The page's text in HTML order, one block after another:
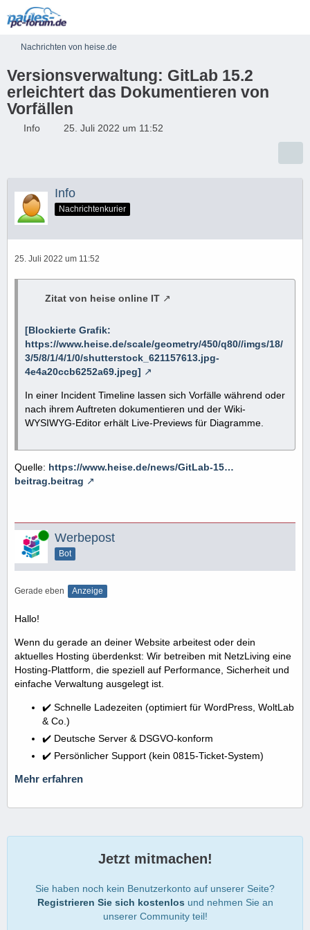
Nachrichten von heise.de
Versionsverwaltung: GitLab 15.2
erleichtert das Dokumentieren von
Vorfällen
Info 25. Juli 2022 um 11:52
Info
Nachrichtenkurier
25. Juli 2022 um 11:52
Zitat von heise online IT
[Blockierte Grafik:
https://www.heise.de/scale/geometry/450/q80//imgs/18/
3/5/8/1/4/1/0/shutterstock_621157613.jpg-
4e4a20ccb6252a69.jpeg]
In einer Incident Timeline lassen sich Vorfälle während oder
nach ihrem Auftreten dokumentieren und der Wiki-
WYSIWYG-Editor erhält Live-Previews für Diagramme.
Quelle: https://www.heise.de/news/GitLab-15…
beitrag.beitrag
Online Werbepost
Bot
Gerade eben Anzeige
Hallo!
Wenn du gerade an deiner Website arbeitest oder dein
aktuelles Hosting überdenkst: Wir betreiben mit NetzLiving eine
Hosting-Plattform, die speziell auf Performance, Sicherheit und
einfache Verwaltung ausgelegt ist.
✔️ Schnelle Ladezeiten (optimiert für WordPress, WoltLab
& Co.)
✔️ Deutsche Server & DSGVO-konform
✔️ Persönlicher Support (kein 0815-Ticket-System)
Mehr erfahren
Jetzt mitmachen!
Sie haben noch kein Benutzerkonto auf unserer Seite?
Registrieren Sie sich kostenlos und nehmen Sie an
unserer Community teil!